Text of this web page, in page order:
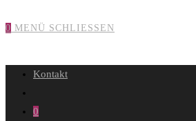
0 MENÜ SCHLIESSEN
Kontakt
0